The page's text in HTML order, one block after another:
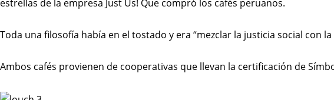
estrellas de la empresa Just Us! Que compró los cafés peruanos.
Toda una filosofía había en el tostado y era “mezclar la justicia social con
Ambos cafés provienen de cooperativas que llevan la certificación de